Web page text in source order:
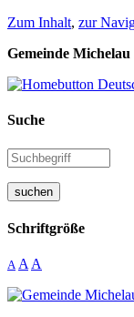
Zum Inhalt, zur
Gemeinde Michelau
Suche
suchen
Schriftgröße
A A A